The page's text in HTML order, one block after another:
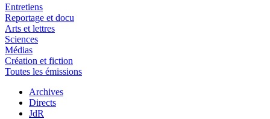
Entretiens
Reportage et docu
Arts et lettres
Sciences
Médias
Création et fiction
Toutes les émissions
Archives
Directs
JdR